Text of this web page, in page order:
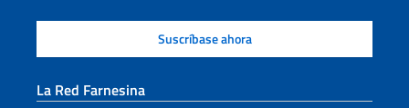
La Red Farnesina